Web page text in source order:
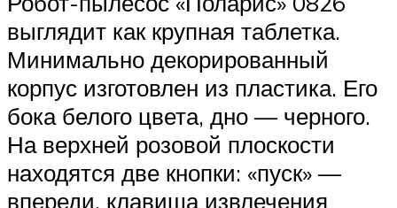
выглядит как крупная таблетка.
Минимально декорированный
корпус изготовлен из пластика. Его
бока белого цвета, дно — черного.
На верхней розовой плоскости
находятся две кнопки: «пуск» —
впереди, клавиша извлечения